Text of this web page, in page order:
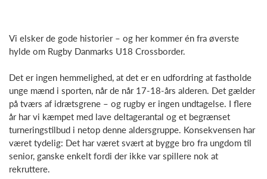
Vi elsker de gode historier – og her kommer én fra øverste
hylde om Rugby Danmarks U18 Crossborder.
Det er ingen hemmelighed, at det er en udfordring at fastholde
unge mænd i sporten, når de når 17-18-års alderen. Det gælder
på tværs af idrætsgrene – og rugby er ingen undtagelse. I flere
år har vi kæmpet med lave deltagerantal og et begrænset
turneringstilbud i netop denne aldersgruppe. Konsekvensen har
været tydelig: Det har været svært at bygge bro fra ungdom til
senior, ganske enkelt fordi der ikke var spillere nok at
rekruttere.